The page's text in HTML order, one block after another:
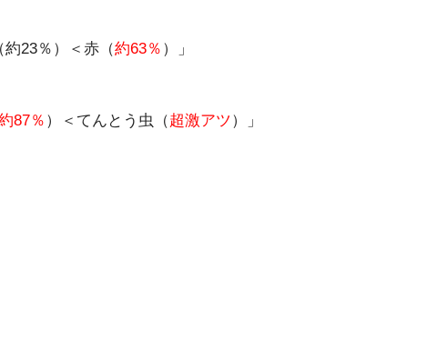
約23％）＜赤（約63％ ）」
87％ ）＜てんとう虫（超激アツ ）」